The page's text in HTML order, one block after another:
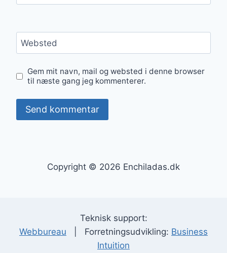
Websted
Gem mit navn, mail og websted i denne browser
til næste gang jeg kommenterer.
Copyright © 2026 Enchiladas.dk
Teknisk support:
Webbureau | Forretningsudvikling: Business
Intuition